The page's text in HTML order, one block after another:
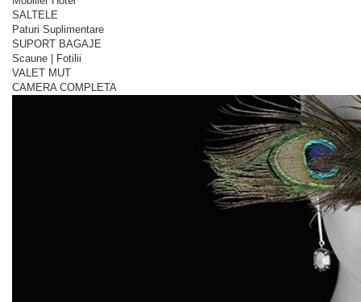
SALTELE
Paturi Suplimentare
SUPORT BAGAJE
Scaune | Fotilii
VALET MUT
CAMERA COMPLETA